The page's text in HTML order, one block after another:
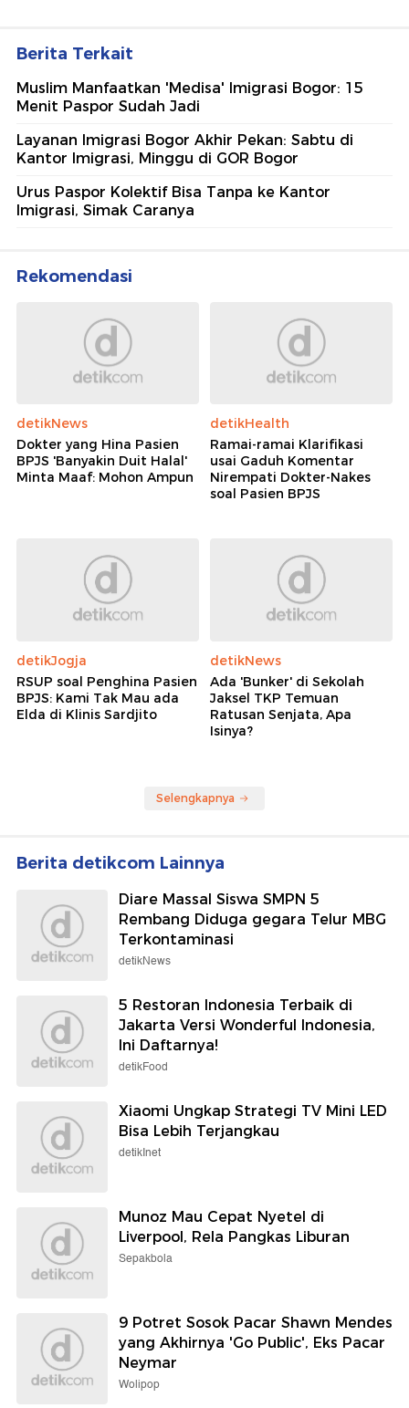
Berita Terkait
Muslim Manfaatkan 'Medisa' Imigrasi Bogor: 15
Menit Paspor Sudah Jadi
Layanan Imigrasi Bogor Akhir Pekan: Sabtu di
Kantor Imigrasi, Minggu di GOR Bogor
Urus Paspor Kolektif Bisa Tanpa ke Kantor
Imigrasi, Simak Caranya
Rekomendasi
detikNews
Dokter yang Hina Pasien
BPJS 'Banyakin Duit Halal'
Minta Maaf: Mohon Ampun
detikHealth
Ramai-ramai Klarifikasi
usai Gaduh Komentar
Nirempati Dokter-Nakes
soal Pasien BPJS
detikJogja
RSUP soal Penghina Pasien
BPJS: Kami Tak Mau ada
Elda di Klinis Sardjito
detikNews
Ada 'Bunker' di Sekolah
Jaksel TKP Temuan
Ratusan Senjata, Apa
Isinya?
Selengkapnya
Berita detikcom Lainnya
Diare Massal Siswa SMPN 5
Rembang Diduga gegara Telur MBG
Terkontaminasi
detikNews
5 Restoran Indonesia Terbaik di
Jakarta Versi Wonderful Indonesia,
Ini Daftarnya!
detikFood
Xiaomi Ungkap Strategi TV Mini LED
Bisa Lebih Terjangkau
detikInet
Munoz Mau Cepat Nyetel di
Liverpool, Rela Pangkas Liburan
Sepakbola
9 Potret Sosok Pacar Shawn Mendes
yang Akhirnya 'Go Public', Eks Pacar
Neymar
Wolipop